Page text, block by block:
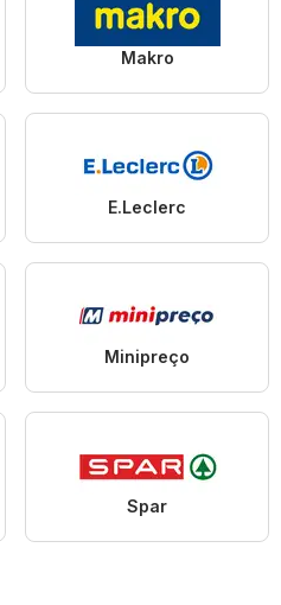
Makro
E.Leclerc
Minipreço
Spar